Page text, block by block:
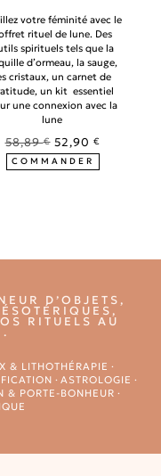
votre féminité avec le
rituel de lune. Des
spirituels tels que la
d’ormeau, la sauge,
cristaux, un carnet de
un kit essentiel
une connexion avec la
lune
58,89€ 52,90 €
COMMANDER
D’OBJETS,
RITUELS AU
& LITHOTHÉRAPIE ·
· ASTROLOGIE ·
& PORTE-BONHEUR ·